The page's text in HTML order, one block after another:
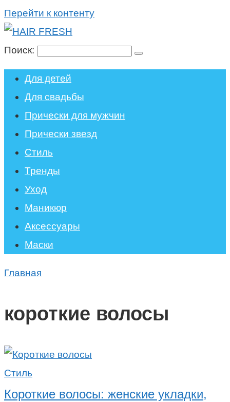
Перейти к контенту
Поиск:
Для детей
Для свадьбы
Прически для мужчин
Прически звезд
Стиль
Тренды
Уход
Маникюр
Аксессуары
Маски
Главная
короткие волосы
Стиль
Короткие волосы: женские укладки,